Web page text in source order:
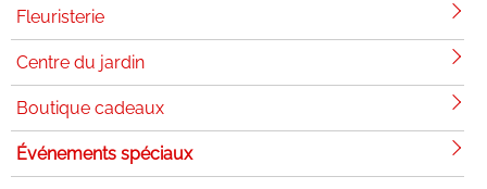
Fleuristerie
Centre du jardin
Boutique cadeaux
Événements spéciaux